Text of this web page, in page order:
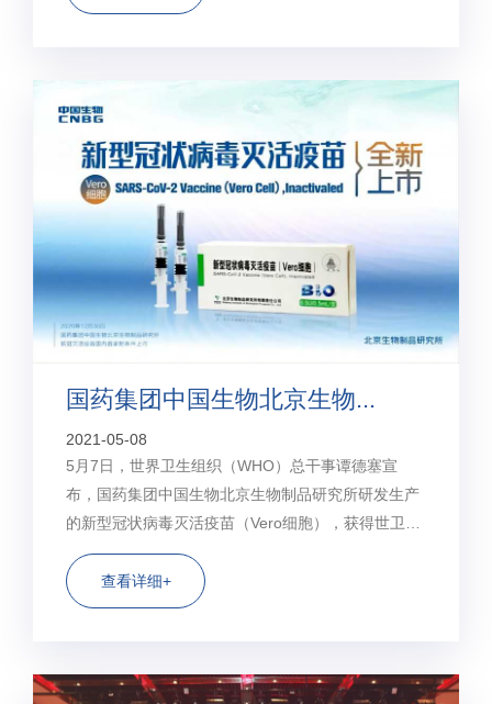
国药集团中国生物北京生物...
2021-05-08
5月7日，世界卫生组织（WHO）总干事谭德塞宣
布，国药集团中国生物北京生物制品研究所研发生产
的新型冠状病毒灭活疫苗（Vero细胞），获得世卫组
织紧急使用授权，纳入全球“紧急使用清
单”（EUL）。这款疫苗是世卫组织认证的安全有效的
高质量疫苗。 这是世卫组织批准的中国新冠疫苗紧急
查看详细+